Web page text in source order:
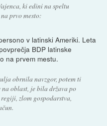
ki edini na speltu
prvo mesto:
v latinski Ameriki. Leta
BDP latinske
na prvem mestu.
obrnila navzgor, potem ti
oblast, je bila država po
zlom gospodarstva,